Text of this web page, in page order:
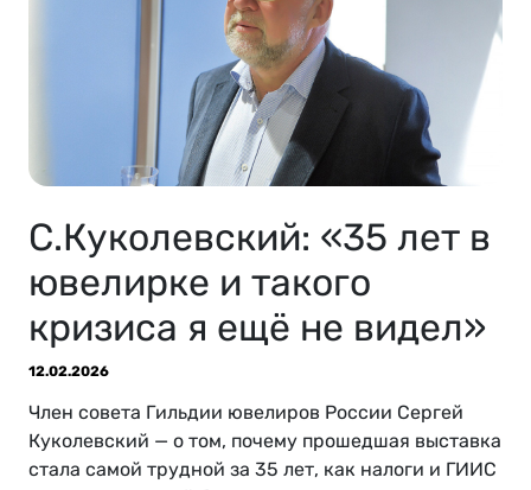
С.Куколевский: «35 лет в
ювелирке и такого
кризиса я ещё не видел»
12.02.2026
Член совета Гильдии ювелиров России Сергей
Куколевский — о том, почему прошедшая выставка
стала самой трудной за 35 лет, как налоги и ГИИС